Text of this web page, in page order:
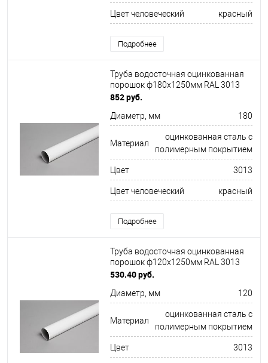
Цвет человеческий красный
Подробнее
Труба водосточная оцинкованная
порошок ф180х1250мм RAL 3013
852 руб.
Диаметр, мм 180
Материал
оцинкованная сталь с
полимерным покрытием
Цвет 3013
Цвет человеческий красный
Подробнее
Труба водосточная оцинкованная
порошок ф120х1250мм RAL 3013
530.40 руб.
Диаметр, мм 120
Материал
оцинкованная сталь с
полимерным покрытием
Цвет 3013